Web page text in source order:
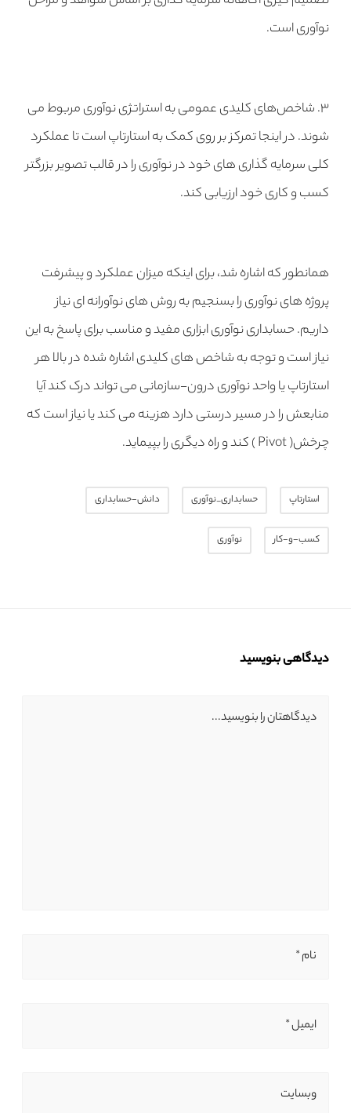
نوآوری است.
۳. شاخص‌های کلیدی عمومی به استراتژی نوآوری مربوط می
شوند. در اینجا تمرکز بر روی کمک به استارتاپ است تا عملکرد
کلی سرمایه گذاری های خود در نوآوری را در قالب تصویر بزرگتر
کسب و کاری خود ارزیابی کند.
همانطور که اشاره شد، برای اینکه میزان عملکرد و پیشرفت
پروژه های نوآوری را بسنجیم به روش های نوآورانه ای نیاز
داریم. حسابداری نوآوری ابزاری مفید و مناسب برای پاسخ به این
نیاز است و توجه به شاخص های کلیدی اشاره شده در بالا هر
استارتاپ یا واحد نوآوری درون-سازمانی می تواند درک کند آیا
منابعش را در مسیر درستی دارد هزینه می کند یا نیاز است که
چرخش( Pivot ) کند و راه دیگری را بپیماید.
استارتاپ حسابداری_نوآوری دانش-حسابداری
کسب-و-کار نوآوری
دیدگاهی بنویسید
دیدگاهتان را بنویسید...
نام *
ایمیل *
وبسایت